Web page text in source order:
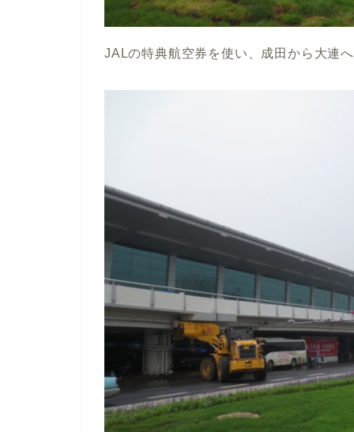
JALの特典航空券を使い、成田から大連